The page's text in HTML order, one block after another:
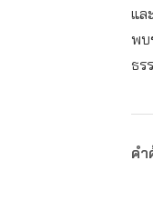
แล
พบ
ธร
คำ